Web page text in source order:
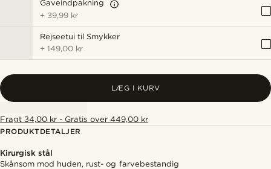
Gaveindpakning
+ 39,99 kr
Rejseetui til Smykker
+149,00 kr
LÆG I KURV
Fragt 34,00 kr - Gratis over 449,00 kr
PRODUKTDETALJER
Kirurgisk stål
Skånsom mod huden, rust- og farvebestandig